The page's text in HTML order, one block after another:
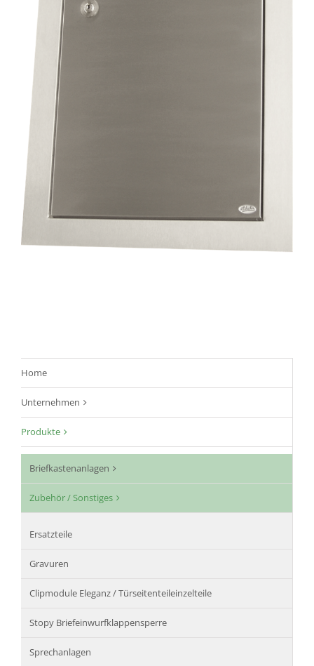
Home
Unternehmen
Produkte
Briefkastenanlagen
Zubehör / Sonstiges
Ersatzteile
Gravuren
Clipmodule Eleganz / Türseitenteileinzelteile
Stopy Briefeinwurfklappensperre
Sprechanlagen